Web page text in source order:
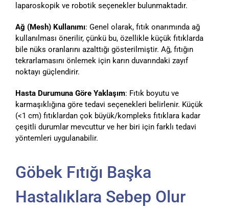
laparoskopik ve robotik seçenekler bulunmaktadır.
Ağ (Mesh) Kullanımı: Genel olarak, fıtık onarımında ağ
kullanılması önerilir, çünkü bu, özellikle küçük fıtıklarda
bile nüks oranlarını azalttığı gösterilmiştir. Ağ, fıtığın
tekrarlamasını önlemek için karın duvarındaki zayıf
noktayı güçlendirir.
Hasta Durumuna Göre Yaklaşım: Fıtık boyutu ve
karmaşıklığına göre tedavi seçenekleri belirlenir. Küçük
(<1 cm) fıtıklardan çok büyük/kompleks fıtıklara kadar
çeşitli durumlar mevcuttur ve her biri için farklı tedavi
yöntemleri uygulanabilir.
Göbek Fıtığı Başka
Hastalıklara Sebep Olur